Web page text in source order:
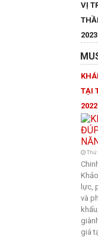
VỊ
2023
TẠI
2022
Thứ
lực,
và
giá